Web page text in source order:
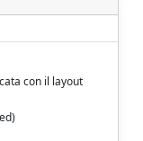
con il layout